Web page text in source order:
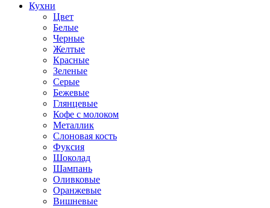
Кухни
Цвет
Белые
Черные
Желтые
Красные
Зеленые
Серые
Бежевые
Глянцевые
Кофе с молоком
Металлик
Слоновая кость
Фуксия
Шоколад
Шампань
Оливковые
Оранжевые
Вишневые